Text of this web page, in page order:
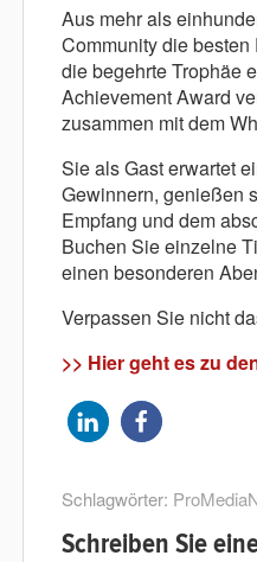
Aus mehr als
Community die
die begehrte Trophäe
Achievement Award
zusammen mit dem
Sie als Gast erwartet
Gewinnern, genießen
Empfang und dem
Buchen Sie einzelne
einen besonderen
Verpassen Sie nicht
>> Hier geht es zu
Schlagwörter:
Schreiben Sie